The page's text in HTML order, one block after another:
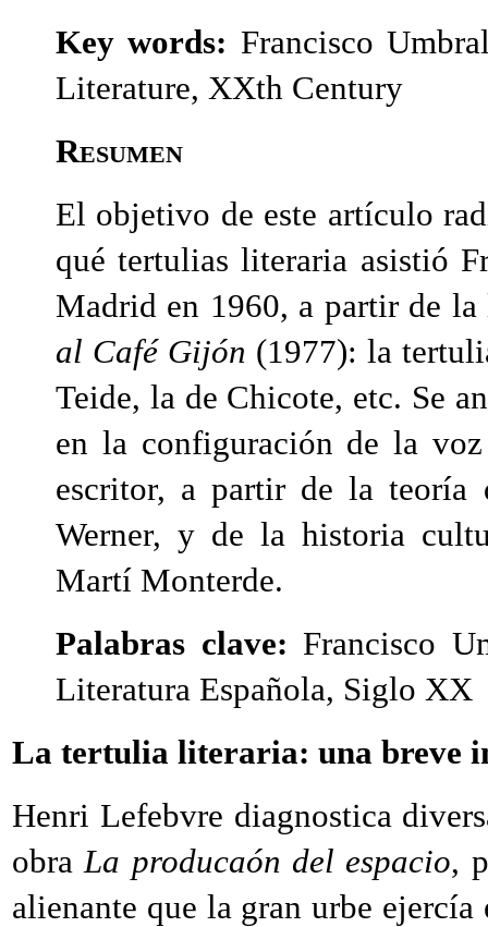
Key words: Francisco
Literature, XXth Century
Resumen
El objetivo de este artículo
qué tertulias literaria asistió
Madrid en 1960, a partir de
al Café Gijón (1977): la
Teide, la de Chicote, etc. Se
en la configuración de la
escritor, a partir de la teoría
Werner, y de la historia
Martí Monterde.
Palabras clave: Francisco
Literatura Española, Siglo XX
La tertulia literaria: una breve
Henri Lefebvre diagnostica
obraLa producaón del espacio,
alienante que la gran urbe